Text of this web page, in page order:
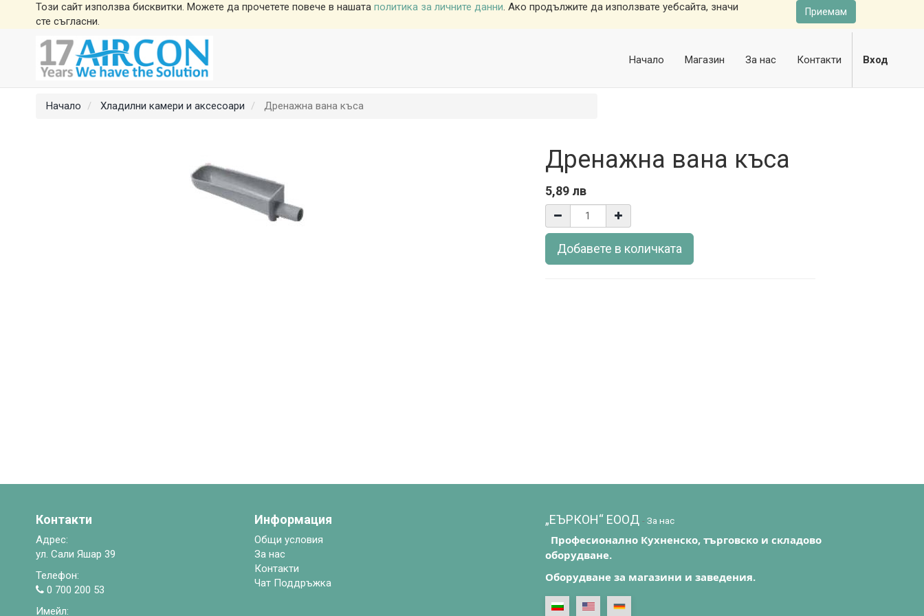
Този сайт използва бисквитки. Можете да прочетете повече в нашата политика за личните данни. Ако продължите да използвате уебсайта, значи
сте съгласни.
Приемам
Начало Магазин За нас Контакти Вход
Начало Хладилни камери и аксесоари Дренажна вана къса
Дренажна вана къса
5,89лв
Добавете в количката
Контакти
Адрес:
ул. Сали Яшар 39
Телефон:
0 700 200 53
Имейл:
Информация
Общи условия
За нас
Контакти
Чат Поддръжка
„ЕЪРКОН“ EООД - За нас
Професионално Кухненско, търговско и складово
оборудване.
Оборудване за магазини и заведения.